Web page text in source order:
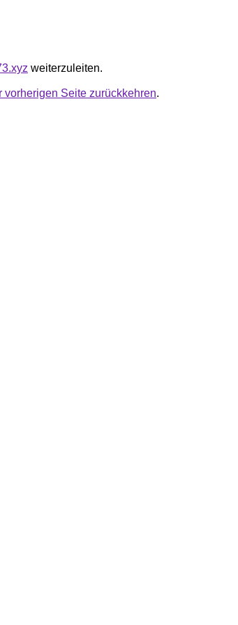
weiterzuleiten.
vorherigen Seite zurückkehren.